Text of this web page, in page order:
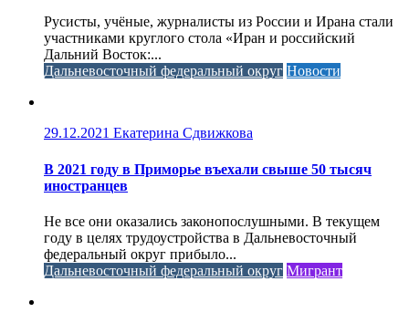
Русисты, учёные, журналисты из России и Ирана стали
участниками круглого стола «Иран и российский
Дальний Восток:...
Дальневосточный федеральный округ Новости
29.12.2021 Екатерина Сдвижкова
В 2021 году в Приморье въехали свыше 50 тысяч
иностранцев
Не все они оказались законопослушными. В текущем
году в целях трудоустройства в Дальневосточный
федеральный округ прибыло...
Дальневосточный федеральный округ Мигрант